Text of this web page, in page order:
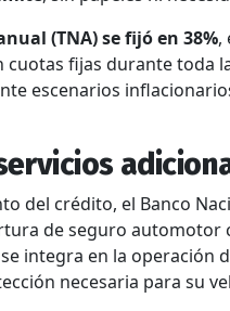
(TNA) se fijó en 38%,
cuotas fijas durante toda
escenarios
del crédito, el Banco
de seguro automotor
integra en la operación
necesaria para su